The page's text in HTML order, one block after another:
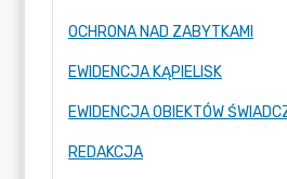
OCHRONA NAD ZABYTKAMI
EWIDENCJA KĄPIELISK
REDAKCJA